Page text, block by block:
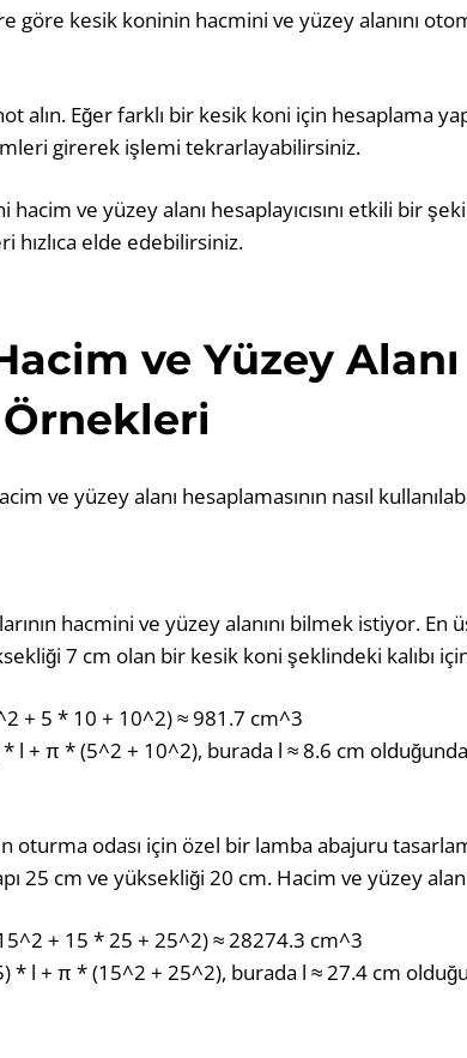
göre kesik koninin hacmini ve yüzey alanını
alın. Eğer farklı bir kesik koni için hesaplama
girerek işlemi tekrarlayabilirsiniz.
hacim ve yüzey alanı hesaplayıcısını etkili bir
hızlıca elde edebilirsiniz.
ve Yüzey Alanı
ve yüzey alanı hesaplamasının nasıl
hacmini ve yüzey alanını bilmek istiyor. En
7 cm olan bir kesik koni şeklindeki kalıbı
+ 5 * 10 + 10^2) ≈ 981.7 cm^3
* l + π * (5^2 + 10^2), burada l ≈ 8.6 cm
oturma odası için özel bir lamba abajuru
25 cm ve yüksekliği 20 cm. Hacim ve yüzey
+ 15 * 25 + 25^2) ≈ 28274.3 cm^3
* l + π * (15^2 + 25^2), burada l ≈ 27.4 cm